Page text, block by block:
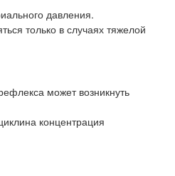
давления.
только в случаях тяжелой
может возникнуть
концентрация